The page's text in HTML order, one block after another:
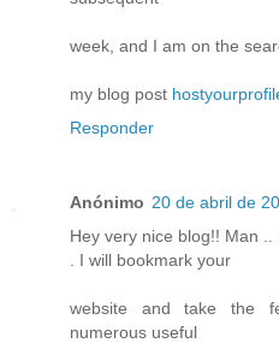
week, and I am on the
my blog post
Responder
Anónimo 20 de abril de
Hey very nice blog!! Man ..
. I will bookmark your
website and take the
numerous useful